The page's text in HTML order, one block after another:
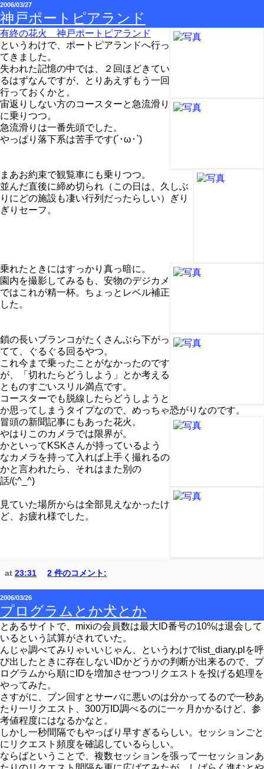
2006/03/27
神戸ポートピアランド
有終の花火 神戸ポートピアランド
というわけで、ポートピアランドへ行っ
てきました。
失われた記憶の中では、２回ほどきてい
るはずなんですが、とりあえずもう一回
行っておくかと。
宙返りしない方のコースターと急流滑り
に乗りつつ。
急流滑りは一番先頭でした。
やっぱり落下系は苦手です(´･ω･`)
まあお約束で観覧車にも乗りつつ。
並んだ直後に締め切られ（この日は、久しぶ
りにどの施設も凄い行列だったらしい）ぎり
ぎりセーフ。
乗れたときにはすっかり真っ暗に。
園内を撮影してみるも、安物のデジカメ
ではこれが精一杯。ちょっとレベル補正
した。
鎖の長いブランコがたくさんぶら下がっ
てて、ぐるぐる回るやつ。
これ今まで乗ったことがなかったのです
が、「切れたらどうしよう」とか考える
とものすごいスリル満点です。
コースターでも脱線したらどうしようと
か思ってしまうタイプなので、めっちゃ恐がりなのです。
冒頭の新聞記事にもあった花火。
やはりこのカメラでは限界が。
かといってKSKさんが持っているよう
なカメラを持って入れば上手く撮れるの
かと言われたら、それはまた別の
話/(;^_^)
見ていた場所からは全部見えなかったけ
ど、お疲れ様でした。
at 23:31 2 件のコメント:
2006/03/26
プログラムとか犬とか
とあるサイトで、mixiの会員数は最大ID番号の10%は退会して
いるという試算がされていた。
んじゃ調べてみりゃいいじゃん、というわけでlist_diary.plを呼
び出したときに存在しないIDかどうかの判断が出来るので、プ
ログラムから順にIDを増加させつつリクエストを投げる処理を
やってみた。
さすがに、ブン回すとサーバに悪いのは分かってるので一秒あ
たり一リクエスト、300万ID調べるのに一ヶ月かかるけど、参
考値程度にはなるかなと。
しかし一秒間隔でもやっぱり早すぎるらしい。セッションごと
にリクエスト頻度を確認しているらしい。
ならばということで、複数セッションを張って一セッションあ